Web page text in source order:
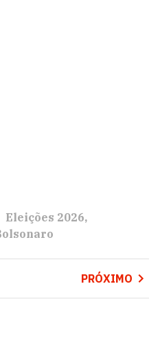
Eleições 2026
PRÓXIMO